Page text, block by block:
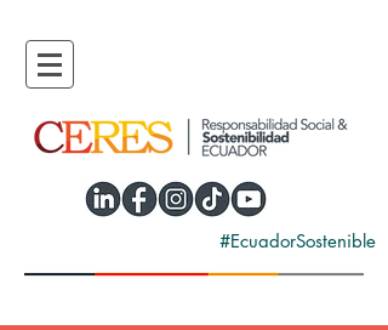
#EcuadorSostenible